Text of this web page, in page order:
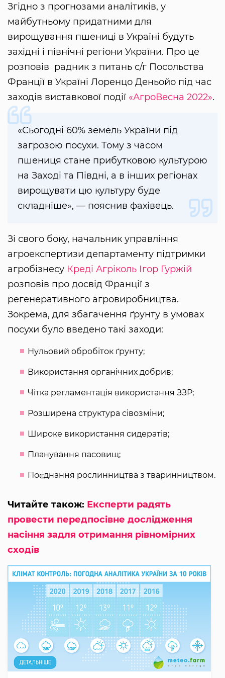
Згідно з прогнозами аналітиків, у
майбутньому придатними для
вирощування пшениці в Україні будуть
західні і північні регіони України. Про це
розповів радник з питань с/г Посольства
Франції в Україні Лоренцо Деньойо під час
заходів виставкової події «АгроВесна 2022».
«Сьогодні 60% земель України під
загрозою посухи. Тому з часом
пшениця стане прибутковою культурою
на Заході та Півдні, а в інших регіонах
вирощувати цю культуру буде
складніше», — пояснив фахівець.
Зі свого боку, начальник управління
агроекспертизи департаменту підтримки
агробізнесу Креді Агріколь Ігор Гуржій
розповів про досвід Франції з
регенеративного агровиробництва.
Зокрема, для збагачення ґрунту в умовах
посухи було введено такі заходи:
Нульовий обробіток ґрунту;
Використання органічних добрив;
Чітка регламентація використання ЗЗР;
Розширена структура сівозміни;
Широке використання сидератів;
Планування пасовищ;
Поєднання рослинництва з тваринництвом.
Читайте також: Експерти радять
провести передпосівне дослідження
насіння задля отримання рівномірних
сходів